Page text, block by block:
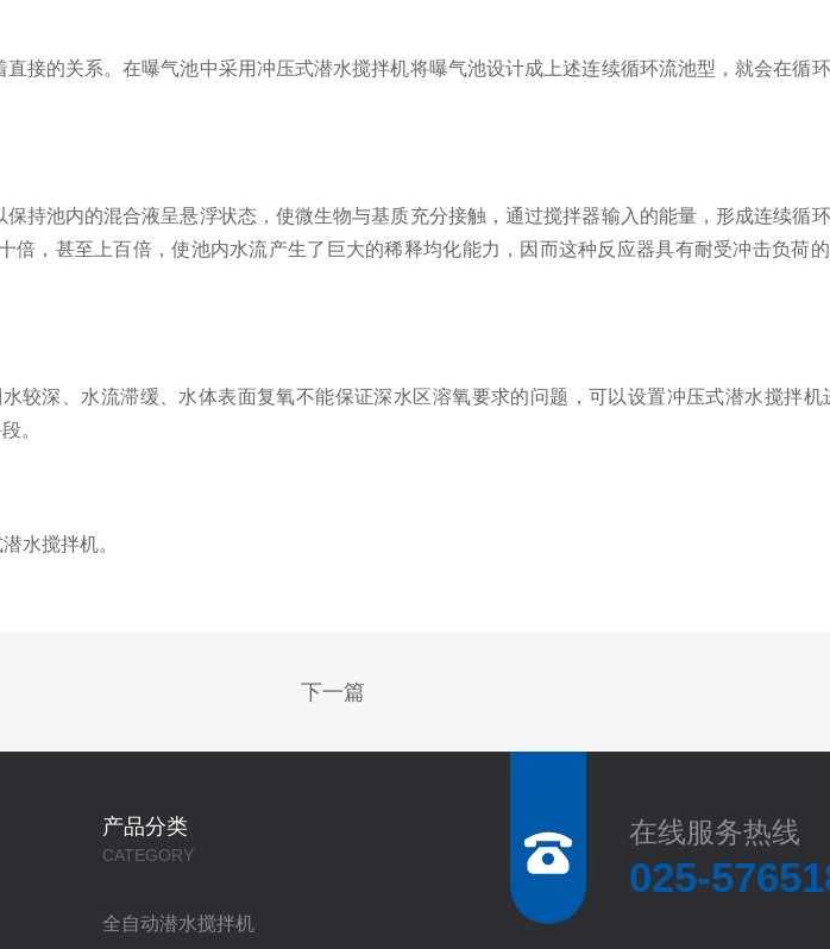
的关系。在曝气池中采用冲压式潜水搅拌机将曝气池设计成上述连续循环流池型，就会在循
池内的混合液呈悬浮状态，使微生物与基质充分接触，通过搅拌器输入的能量，形成连续循
，甚至上百倍，使池内水流产生了巨大的稀释均化能力，因而这种反应器具有耐受冲击负荷
深、水流滞缓、水体表面复氧不能保证深水区溶氧要求的问题，可以设置冲压式潜水搅拌机
。
水搅拌机。
下一篇
产品分类
CATEGORY
全自动潜水搅拌机
在线服务热线
025-